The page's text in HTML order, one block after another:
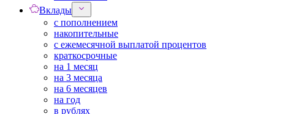
Вклады
с пополнением
накопительные
с ежемесячной выплатой процентов
краткосрочные
на 1 месяц
на 3 месяца
на 6 месяцев
на год
в рублях